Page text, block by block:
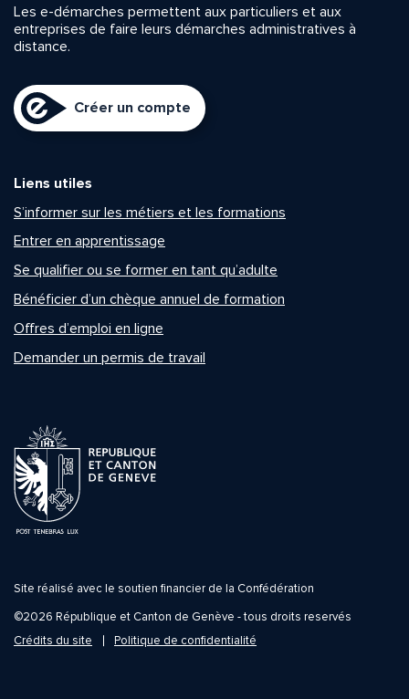
Les e-démarches permettent aux particuliers et aux
entreprises de faire leurs démarches administratives à
distance.
Créer un compte
Liens utiles
S’informer sur les métiers et les formations
Entrer en apprentissage
Se qualifier ou se former en tant qu’adulte
Bénéficier d’un chèque annuel de formation
Offres d’emploi en ligne
Demander un permis de travail
Site réalisé avec le soutien financier de la Confédération
©2026 République et Canton de Genève - tous droits reservés
Crédits du site
Politique de confidentialité